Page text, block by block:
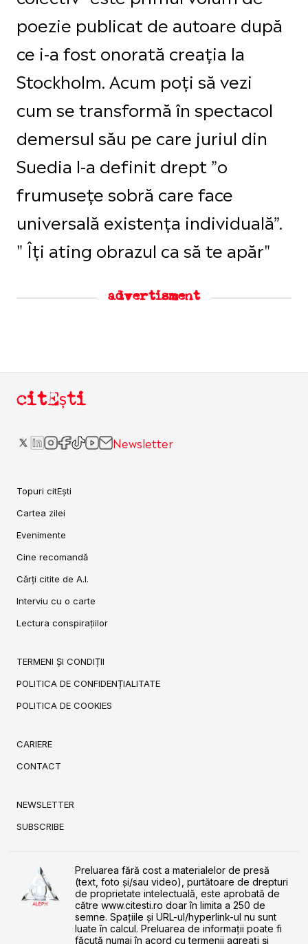
poezie publicat de autoare după
ce i-a fost onorată creația la
Stockholm. Acum poți să vezi
cum se transformă în spectacol
demersul său pe care juriul din
Suedia l-a definit drept ”o
frumusețe sobră care face
universală existența individuală”.
" Îți ating obrazul ca să te apăr"
advertisment
citEști
Newsletter
Topuri citEști
Cartea zilei
Evenimente
Cine recomandă
Cărți citite de A.I.
Interviu cu o carte
Lectura conspirațiilor
TERMENI ȘI CONDIȚII
POLITICA DE CONFIDENȚIALITATE
POLITICA DE COOKIES
CARIERE
CONTACT
NEWSLETTER
SUBSCRIBE
Preluarea fără cost a materialelor de presă
(text, foto și/sau video), purtătoare de drepturi
de proprietate intelectuală, este aprobată de
către www.citesti.ro doar în limita a 250 de
semne. Spaţiile şi URL-ul/hyperlink-ul nu sunt
luate în calcul. Preluarea de informaţii poate fi
făcută numai în acord cu termenii agreaţi şi